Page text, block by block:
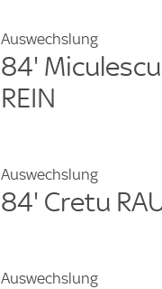
Auswechslung
84'
REIN
Auswechslung
84' Cretu
Auswechslung